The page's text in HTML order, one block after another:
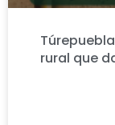
rural que